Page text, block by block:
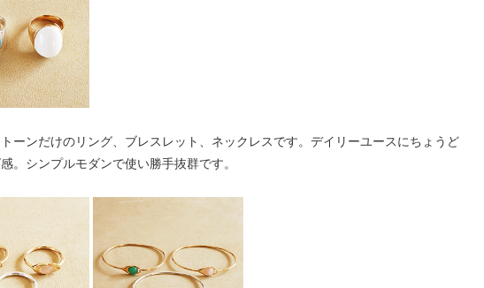
ーンだけのリング、ブレスレット、ネックレスです。デイリーユースにちょうど
。シンプルモダンで使い勝手抜群です。